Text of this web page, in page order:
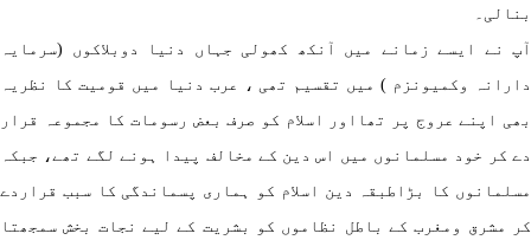
نے ایسے زمانے میں آنکھ کھولی جہاں دنیا دوبلاکوں (سرمایہ
وکمیونزم ) میں تقسیم تھی ، عرب دنیا میں قومیت کا نظریہ
اپنے عروج پر تھااور اسلام کو صرف بعض رسومات کا مجموعہ قرار
کر خود مسلمانوں میں اس دین کے مخالف پیدا ہونے لگے تھے، جبکہ
کا بڑاطبقہ دین اسلام کو ہماری پسماندگی کا سبب قراردے
مشرق ومغرب کے باطل نظاموں کو بشریت کے لیے نجات بخش سمجھتا